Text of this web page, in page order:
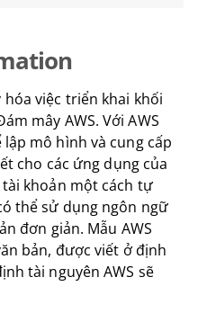
việc triển khai khối
mây AWS. Với AWS
mô hình và cung cấp
cho các ứng dụng của
khoản một cách tự
thể sử dụng ngôn ngữ
đơn giản. Mẫu AWS
bản, được viết ở định
tài nguyên AWS sẽ